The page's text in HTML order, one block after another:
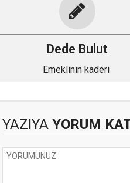
Dede Bulut
Emeklinin kaderi
YAZIYA YORUM